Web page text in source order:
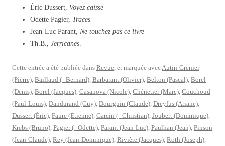
Éric Dussert, Voyez caisse
Odette Pagier, Traces
Jean-Luc Parant, Ne touchez pas ce livre
Th.B., Jerricanes.
Cette entrée a été publiée dans Revue, et marquée avecAutin-Grenier
(Pierre), Baillaud ( Bernard), Barbarant (Olivier), Belton (Pascal), Borel
(Denis), Borel (Jacques), Casanova (Nicole), Chénetier (Marc), Couchoud
(Paul-Louis), Dandurand (Guy), Dourguin (Claude), Dreyfus (Ariane),
Dussert (Éric), Faure (Étienne), Garcin ( Christian), Joubert (Dominique),
Krebs (Bruno), Pagier ( Odette), Parant (Jean-Luc), Paulhan (Jean), Pinson
(Jean-Claude), Rey (Jean-Dominique), Rivière (Jacques), Roth (Joseph),